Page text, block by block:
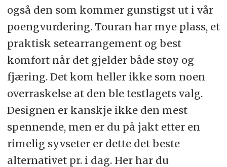
også den som kommer gunstigst ut i vår
poengvurdering. Touran har mye plass, et
praktisk setearrangement og best
komfort når det gjelder både støy og
fjæring. Det kom heller ikke som noen
overraskelse at den ble testlagets valg.
Designen er kanskje ikke den mest
spennende, men er du på jakt etter en
rimelig syvseter er dette det beste
alternativet pr. i dag. Her har du